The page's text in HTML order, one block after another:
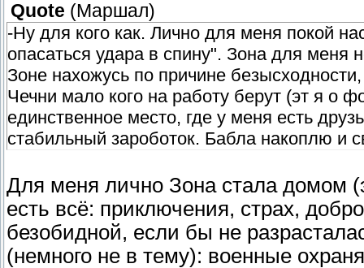
Quote (Маршал)
-Ну для кого как. Лично для меня покой
опасаться удара в спину". Зона для меня
Зоне нахожусь по причине
Чечни мало кого на работу берут (эт я о
единственное место, где у меня есть
стабильный зароботок. Бабла накоплю и
Для меня лично Зона стала домом
есть всё: приключения, страх,
безобидной, если бы не
(немного не в тему): военные